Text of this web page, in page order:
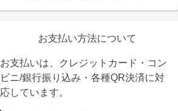
お支払い方法について
お支払いは、クレジットカード・コン
ビニ/銀行振り込み・各種QR決済に対
応しています。